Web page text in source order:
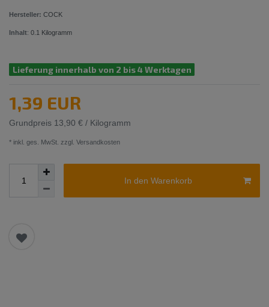
Hersteller: COCK
Inhalt: 0.1 Kilogramm
Lieferung innerhalb von 2 bis 4 Werktagen
1,39 EUR
Grundpreis 13,90 € / Kilogramm
* inkl. ges. MwSt. zzgl. Versandkosten
In den Warenkorb